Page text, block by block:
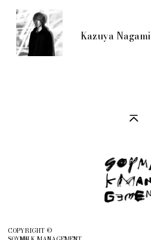
Kazuya Nagami
COPYRIGHT ©